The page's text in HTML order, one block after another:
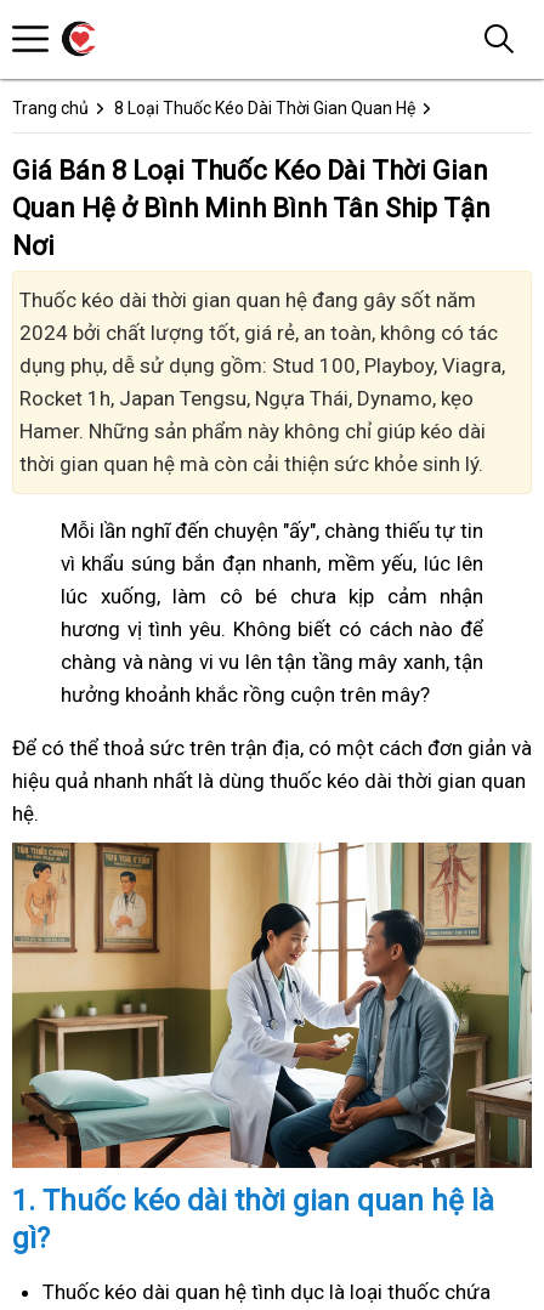
Trang chủ 8 Loại Thuốc Kéo Dài Thời Gian Quan Hệ
Giá Bán 8 Loại Thuốc Kéo Dài Thời Gian
Quan Hệ ở Bình Minh Bình Tân Ship Tận
Nơi
Thuốc kéo dài thời gian quan hệ đang gây sốt năm
2024 bởi chất lượng tốt, giá rẻ, an toàn, không có tác
dụng phụ, dễ sử dụng gồm: Stud 100, Playboy, Viagra,
Rocket 1h, Japan Tengsu, Ngựa Thái, Dynamo, kẹo
Hamer. Những sản phẩm này không chỉ giúp kéo dài
thời gian quan hệ mà còn cải thiện sức khỏe sinh lý.
Mỗi lần nghĩ đến chuyện "ấy", chàng thiếu tự tin
vì khẩu súng bắn đạn nhanh, mềm yếu, lúc lên
lúc xuống, làm cô bé chưa kịp cảm nhận
hương vị tình yêu. Không biết có cách nào để
chàng và nàng vi vu lên tận tầng mây xanh, tận
hưởng khoảnh khắc rồng cuộn trên mây?
Để có thể thoả sức trên trận địa, có một cách đơn giản và
hiệu quả nhanh nhất là dùng thuốc kéo dài thời gian quan
hệ.
1. Thuốc kéo dài thời gian quan hệ là
gì?
Thuốc kéo dài quan hệ tình dục là loại thuốc chứa